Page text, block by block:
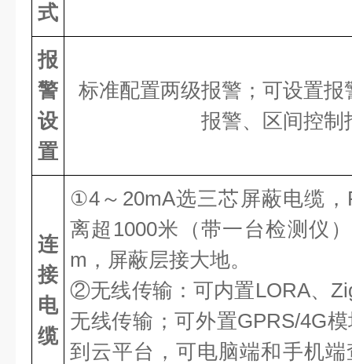
式
报
警
设
置
标准配置两级报警；可设置报
报警、区间控制
连
接
电
缆
①4～20mA选三芯屏蔽电缆，
离超1000米（带一台检测仪
m，屏蔽层接大地。
②无线传输：可内置LORA、
无线传输；可外置GPRS/4G
到云平台，可电脑端和手机